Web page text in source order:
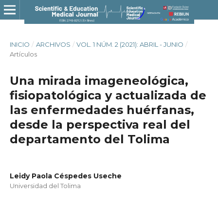
INICIO / ARCHIVOS / VOL. 1 NÚM. 2 (2021): ABRIL - JUNIO /
Artículos
Una mirada imageneológica,
fisiopatológica y actualizada de
las enfermedades huérfanas,
desde la perspectiva real del
departamento del Tolima
Leidy Paola Céspedes Useche
Universidad del Tolima